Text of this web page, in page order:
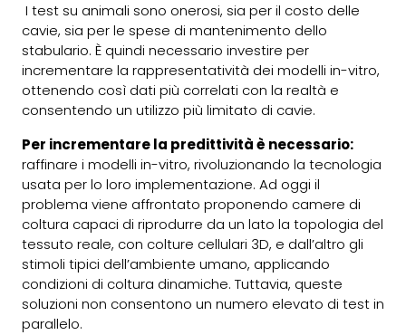
I test su animali sono onerosi, sia per il costo delle
cavie, sia per le spese di mantenimento dello
stabulario. È quindi necessario investire per
incrementare la rappresentatività dei modelli in-vitro,
ottenendo così dati più correlati con la realtà e
consentendo un utilizzo più limitato di cavie.
Per incrementare la predittività è necessario:
raffinare i modelli in-vitro, rivoluzionando la tecnologia
usata per lo loro implementazione. Ad oggi il
problema viene affrontato proponendo camere di
coltura capaci di riprodurre da un lato la topologia del
tessuto reale, con colture cellulari 3D, e dall’altro gli
stimoli tipici dell’ambiente umano, applicando
condizioni di coltura dinamiche. Tuttavia, queste
soluzioni non consentono un numero elevato di test in
parallelo.